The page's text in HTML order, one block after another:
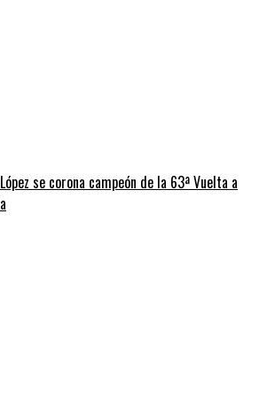
se corona campeón de la 63ª Vuelta a